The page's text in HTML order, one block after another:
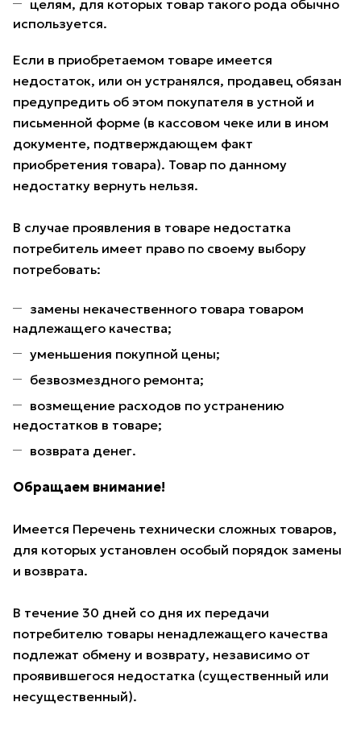
целям, для которых товар такого рода обычно
используется.
Если в приобретаемом товаре имеется
недостаток, или он устранялся, продавец обязан
предупредить об этом покупателя в устной и
письменной форме (в кассовом чеке или в ином
документе, подтверждающем факт
приобретения товара). Товар по данному
недостатку вернуть нельзя.
В случае проявления в товаре недостатка
потребитель имеет право по своему выбору
потребовать:
замены некачественного товара товаром
надлежащего качества;
уменьшения покупной цены;
безвозмездного ремонта;
возмещение расходов по устранению
недостатков в товаре;
возврата денег.
Обращаем внимание!
Имеется Перечень технически сложных товаров,
для которых установлен особый порядок замены
и возврата.
В течение 30 дней со дня их передачи
потребителю товары ненадлежащего качества
подлежат обмену и возврату, независимо от
проявившегося недостатка (существенный или
несущественный).